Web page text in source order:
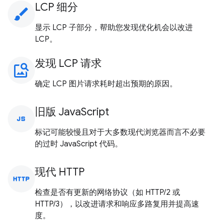
brush LCP 细分
显示 LCP 子部分，帮助您发现优化机会以改进
LCP。
image_search 发现 LCP 请求
确定 LCP 图片请求耗时超出预期的原因。
javascript 旧版 JavaScript
标记可能较慢且对于大多数现代浏览器而言不必要
的过时 JavaScript 代码。
http 现代 HTTP
检查是否有更新的网络协议（如 HTTP/2 或
HTTP/3），以改进请求和响应多路复用并提高速
度。